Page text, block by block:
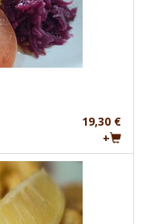
19,30 €
+